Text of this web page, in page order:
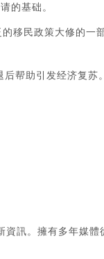
的基础。
移民政策大修的一
帮助引发经济复苏。
資訊。擁有多年媒體